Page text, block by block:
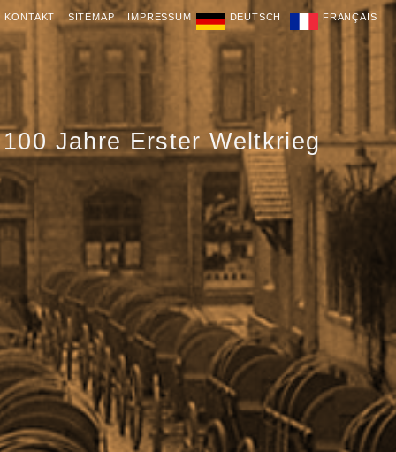
KONTAKT SITEMAP IMPRESSUM DEUTSCH FRANÇAIS
.
100 Jahre Erster Weltkrieg